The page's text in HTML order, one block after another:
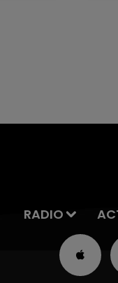
RADIO